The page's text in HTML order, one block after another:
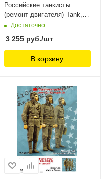
Российские танкисты
(ремонт двигателя) Tank,
1/35Достаточно
3 255руб./шт
В корзину